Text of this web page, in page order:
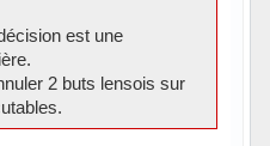
est une
2 buts lensois sur